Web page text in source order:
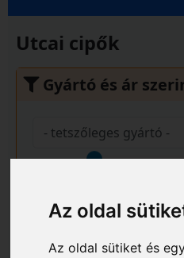
Az oldal
Az oldal sütiket és
Utcai cipők
Gyártó és ár